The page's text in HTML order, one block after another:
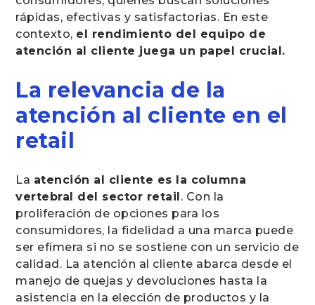
rápidas, efectivas y satisfactorias. En este
contexto, el rendimiento del equipo de
atención al cliente juega un papel crucial.
La relevancia de la
atención al cliente en el
retail
La atención al cliente es la columna
vertebral del sector retail. Con la
proliferación de opciones para los
consumidores, la fidelidad a una marca puede
ser efímera si no se sostiene con un servicio de
calidad. La atención al cliente abarca desde el
manejo de quejas y devoluciones hasta la
asistencia en la elección de productos y la